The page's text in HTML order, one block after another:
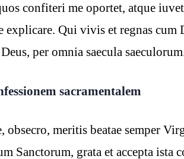
confiteri me oportet, atque
explicare. Qui vivis et regnas cum
per omnia saecula
sacramentalem
meritis beatae semper
Sanctorum, grata et accepta ista